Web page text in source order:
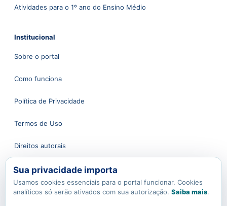
Atividades para o 1º ano do Ensino Médio
Institucional
Sobre o portal
Como funciona
Política de Privacidade
Termos de Uso
Direitos autorais
Atendimento
Fale conosco
Sua privacidade importa
Usamos cookies essenciais para o portal funcionar. Cookies
analíticos só serão ativados com sua autorização. Saiba mais.